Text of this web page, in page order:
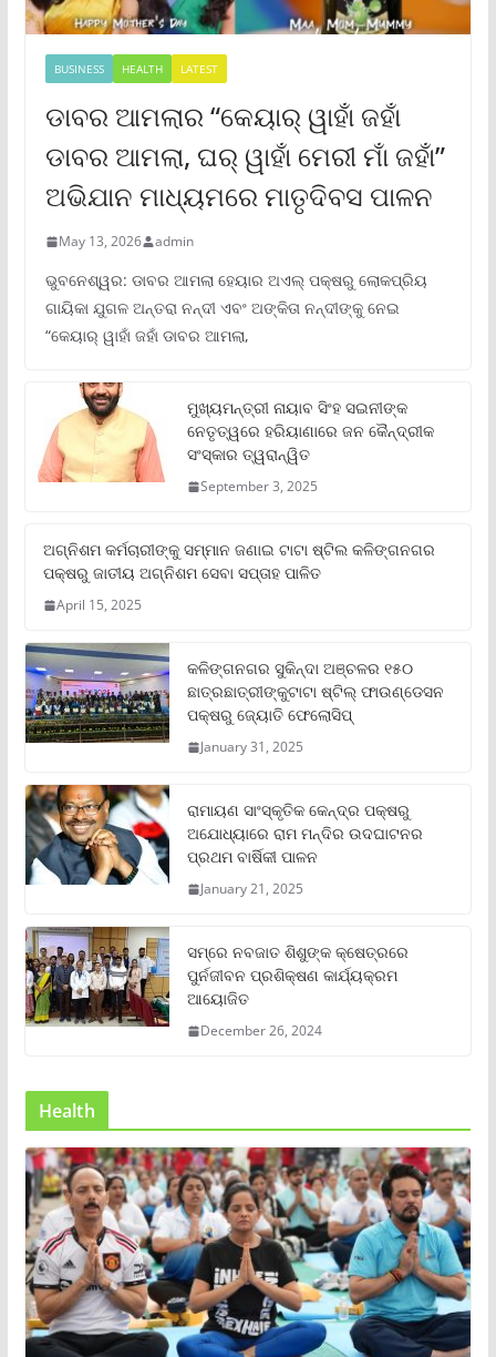
BUSINESS HEALTH LATEST
ଡାବର ଆମଲାର “କେୟାର୍ ୱାହାଁ ଜହାଁ
ଡାବର ଆମଲା, ଘର୍ ୱାହାଁ ମେରୀ ମାଁ ଜହାଁ”
ଅଭିଯାନ ମାଧ୍ୟମରେ ମାତୃଦିବସ ପାଳନ
May 13, 2026 admin
ଭୁବନେଶ୍ୱର: ଡାବର ଆମଲା ହେୟାର ଅଏଲ୍ ପକ୍ଷରୁ ଲୋକପ୍ରିୟ
ଗାୟିକା ଯୁଗଳ ଅନ୍ତରା ନନ୍ଦୀ ଏବଂ ଅଙ୍କିତା ନନ୍ଦୀଙ୍କୁ ନେଇ
“କେୟାର୍ ୱାହାଁ ଜହାଁ ଡାବର ଆମଲା,
ମୁଖ୍ୟମନ୍ତ୍ରୀ ନାୟାବ ସିଂହ ସଇନୀଙ୍କ
ନେତୃତ୍ୱରେ ହରିୟାଣାରେ ଜନ କୈନ୍ଦ୍ରୀକ
ସଂସ୍କାର ତ୍ୱରାନ୍ୱିତ
September 3, 2025
ଅଗ୍ନିଶମ କର୍ମଚାରୀଙ୍କୁ ସମ୍ମାନ ଜଣାଇ ଟାଟା ଷ୍ଟିଲ କଳିଙ୍ଗନଗର
ପକ୍ଷରୁ ଜାତୀୟ ଅଗ୍ନିଶମ ସେବା ସପ୍ତାହ ପାଳିତ
April 15, 2025
କଳିଙ୍ଗନଗର ସୁକିନ୍ଦା ଅଞ୍ଚଳର ୧୫୦
ଛାତ୍ରଛାତ୍ରୀଙ୍କୁଟାଟା ଷ୍ଟିଲ୍ ଫାଉଣ୍ଡେସନ
ପକ୍ଷରୁ ଜ୍ୟୋତି ଫେଲୋସିପ୍‌
January 31, 2025
ରାମାୟଣ ସାଂସ୍କୃତିକ କେନ୍ଦ୍ର ପକ୍ଷରୁ
ଅଯୋଧ୍ୟାରେ ରାମ ମନ୍ଦିର ଉଦଘାଟନର
ପ୍ରଥମ ବାର୍ଷିକୀ ପାଳନ
January 21, 2025
ସମ୍‌ରେ ନବଜାତ ଶିଶୁଙ୍କ କ୍ଷେତ୍ରରେ
ପୁର୍ନଜୀବନ ପ୍ରଶିକ୍ଷଣ କାର୍ଯ୍ୟକ୍ରମ
ଆୟୋଜିତ
December 26, 2024
Health